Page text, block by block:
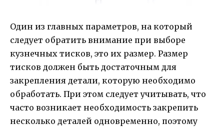
Один из главных параметров, на который
следует обратить внимание при выборе
кузнечных тисков, это их размер. Размер
тисков должен быть достаточным для
закрепления детали, которую необходимо
обработать. При этом следует учитывать, что
часто возникает необходимость закрепить
несколько деталей одновременно, поэтому